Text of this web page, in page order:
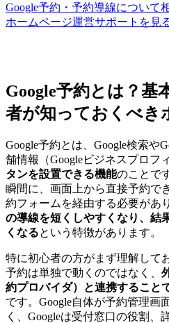
Google予約・予約導線について
ホームページ運営サポートを見
Google予約とは？基
者が知っておくべき
Google予約とは、Google検索や
舗情報（Googleビジネスプロフ
タンを設置できる機能のことで
瞬間に、画面上から直接予約で
約フォームを経由する必要があ
の導線を短くしやすくなり、結
くなるという特徴があります。
特に初心者の方がまず理解して
予約は単独で動くのではなく、
約プロバイダ）と連携すること
です。Google自体が予約管理画
く、Googleは受付窓口の役割、